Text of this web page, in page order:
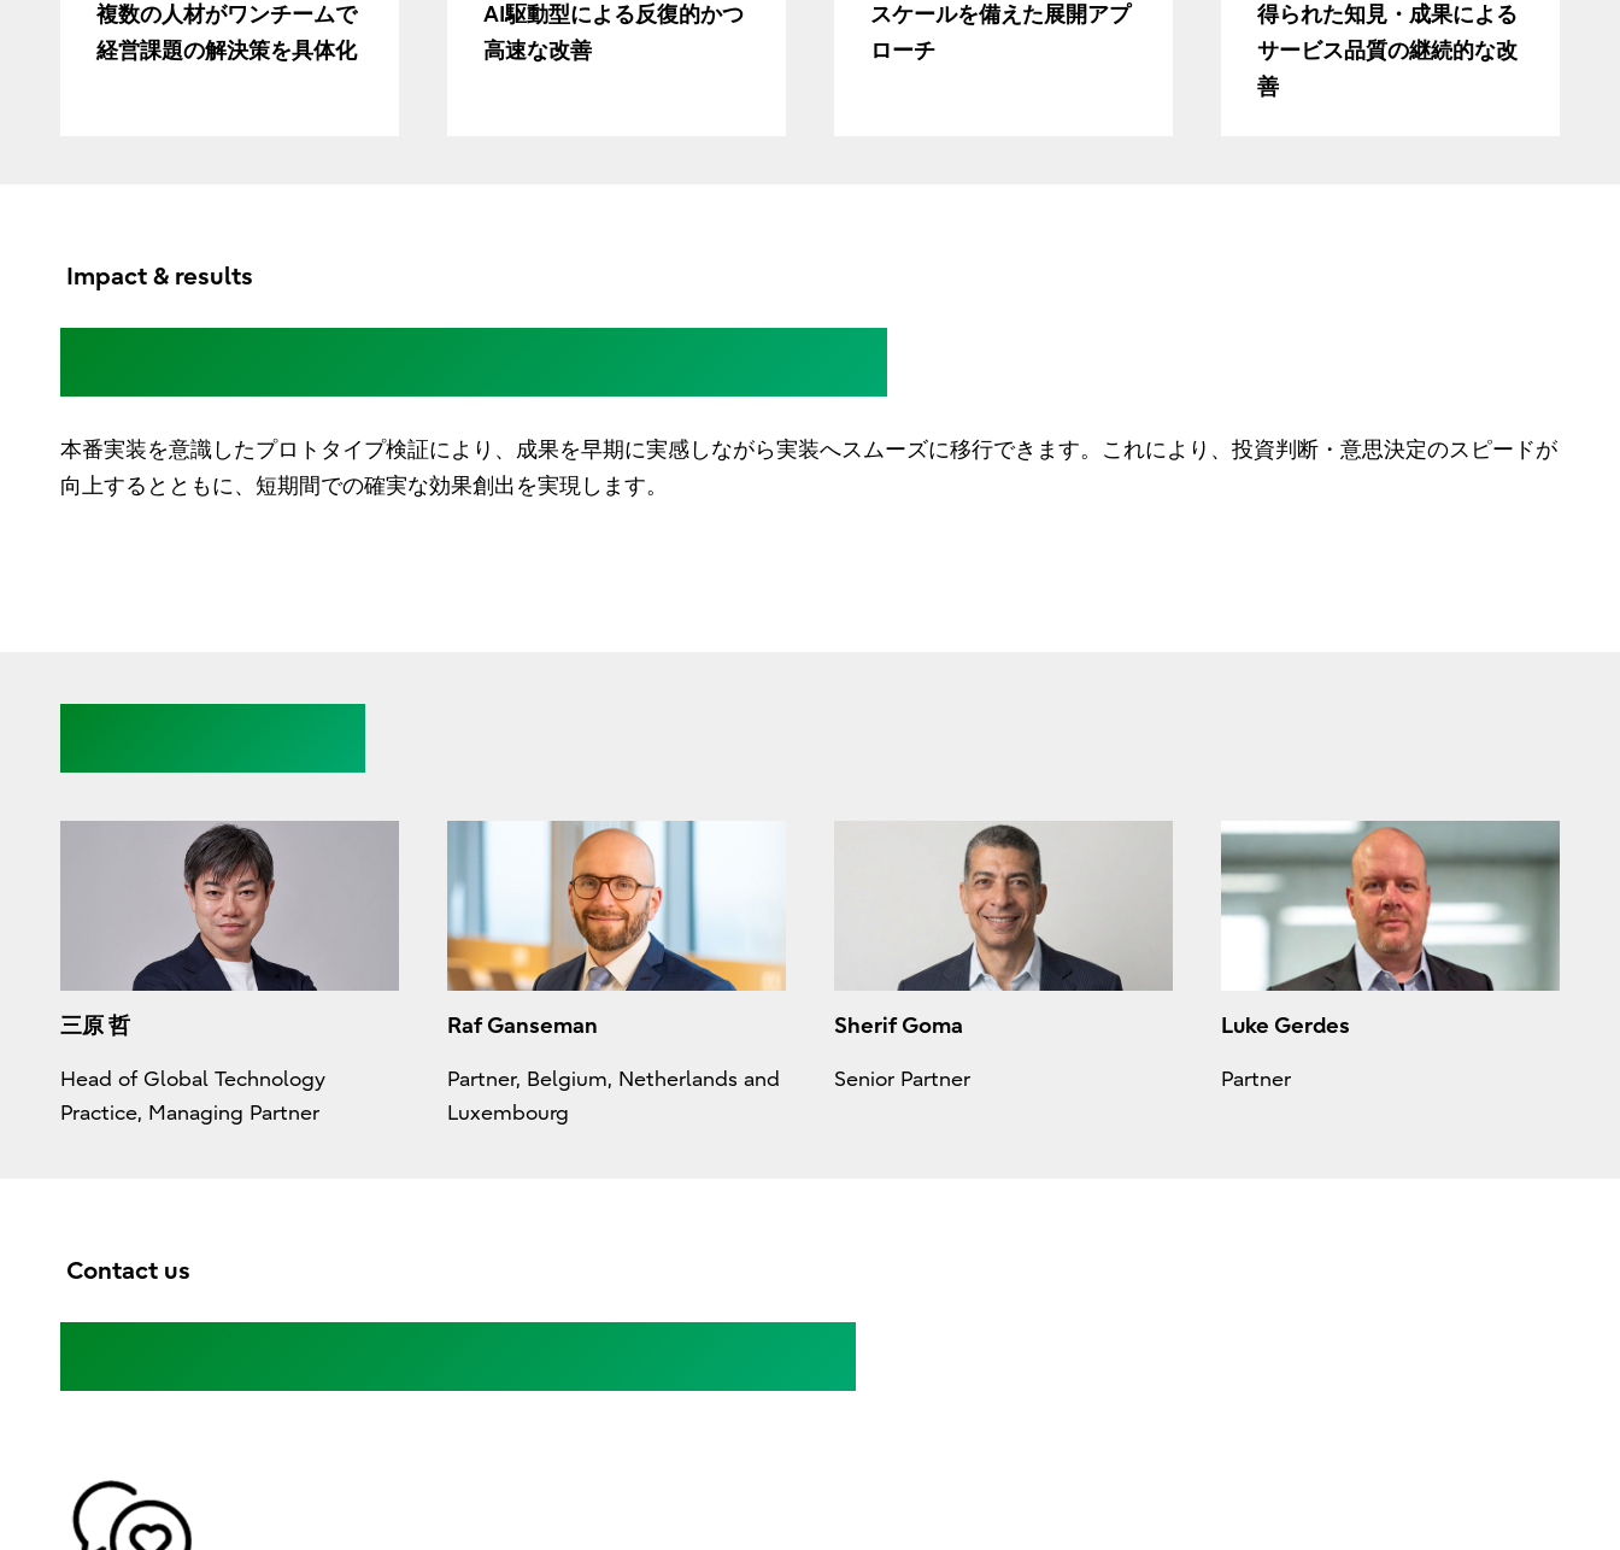
複数の人材がワンチームで
経営課題の解決策を具体化
AI駆動型による反復的かつ
高速な改善
スケールを備えた展開アプ
ローチ
得られた知見・成果による
サービス品質の継続的な改
善
Impact & results
本番実装を意識したプロトタイプ検証により、成果を早期に実感しながら実装へスムーズに移行できます。これにより、投資判断・意思決定のスピードが
向上するとともに、短期間での確実な効果創出を実現します。
三原 哲
Head of Global Technology
Practice, Managing Partner
Raf Ganseman
Partner, Belgium, Netherlands and
Luxembourg
Sherif Goma
Senior Partner
Luke Gerdes
Partner
Contact us